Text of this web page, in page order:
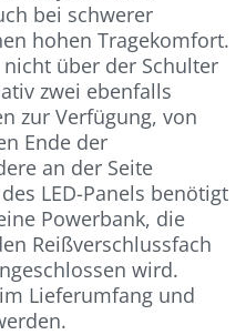
bei schwerer
hohen Tragekomfort.
über der Schulter
zwei ebenfalls
zur Verfügung, von
Ende der
an der Seite
LED-Panels benötigt
Powerbank, die
Reißverschlussfach
wird.
Lieferumfang und